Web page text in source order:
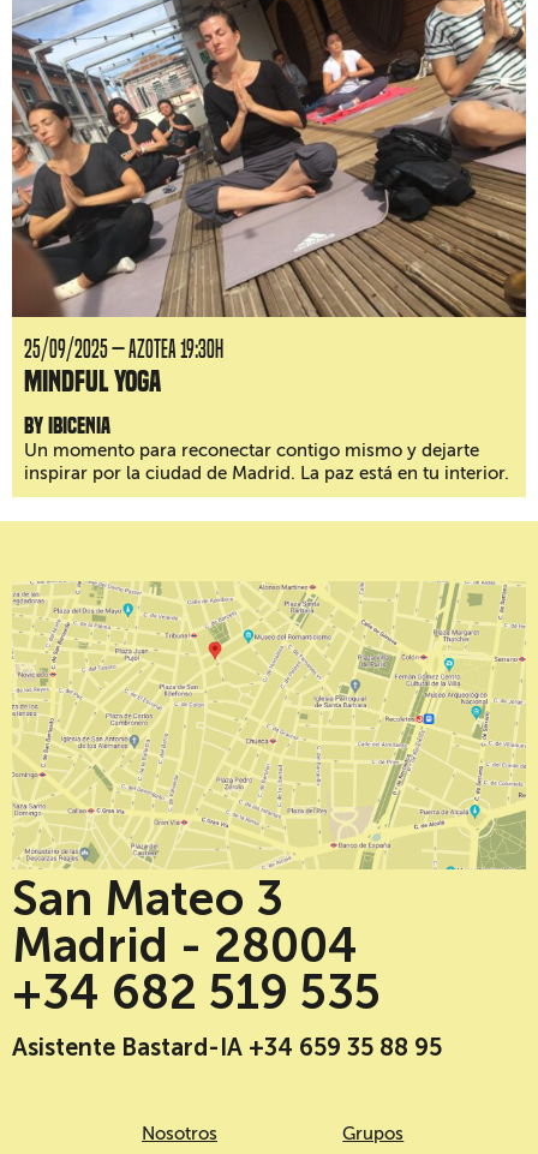
25/09/2025 — AZOTEA 19:30H
Mindful Yoga
by Ibicenia
Un momento para reconectar contigo mismo y dejarte
inspirar por la ciudad de Madrid. La paz está en tu interior.
San Mateo 3
Madrid - 28004
+34 682 519 535
Asistente Bastard-IA +34 659 35 88 95
Nosotros Grupos